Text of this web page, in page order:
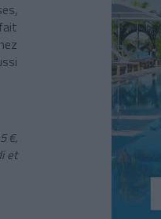
€,
et